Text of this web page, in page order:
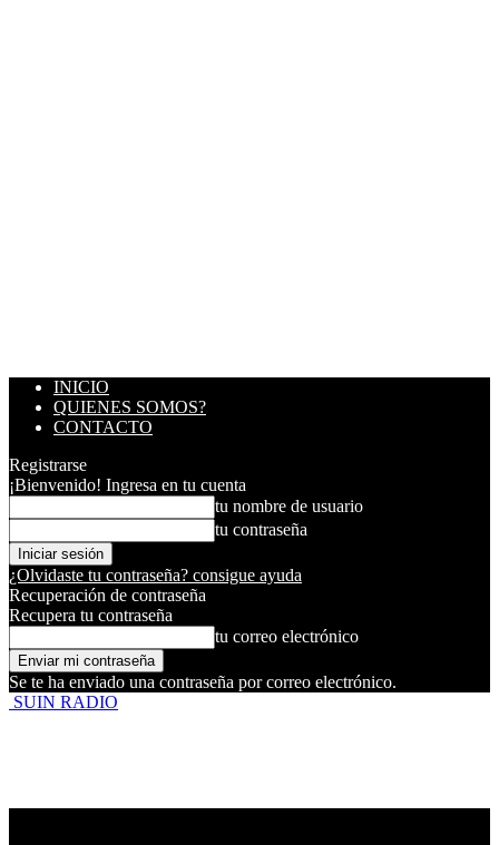
INICIO
QUIENES SOMOS?
CONTACTO
Registrarse
¡Bienvenido! Ingresa en tu cuenta
tu nombre de usuario
tu contraseña
¿Olvidaste tu contraseña? consigue ayuda
Recuperación de contraseña
Recupera tu contraseña
tu correo electrónico
Se te ha enviado una contraseña por correo electrónico.
SUIN RADIO